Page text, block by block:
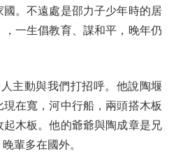
。不遠處是邵力子少年時的居
一生倡教育、謀和平，晚年仍
動與我們打招呼。他說陶堰
在寬，河中行船，兩頭搭木板
木板。他的爺爺與陶成章是兄
輩多在國外。